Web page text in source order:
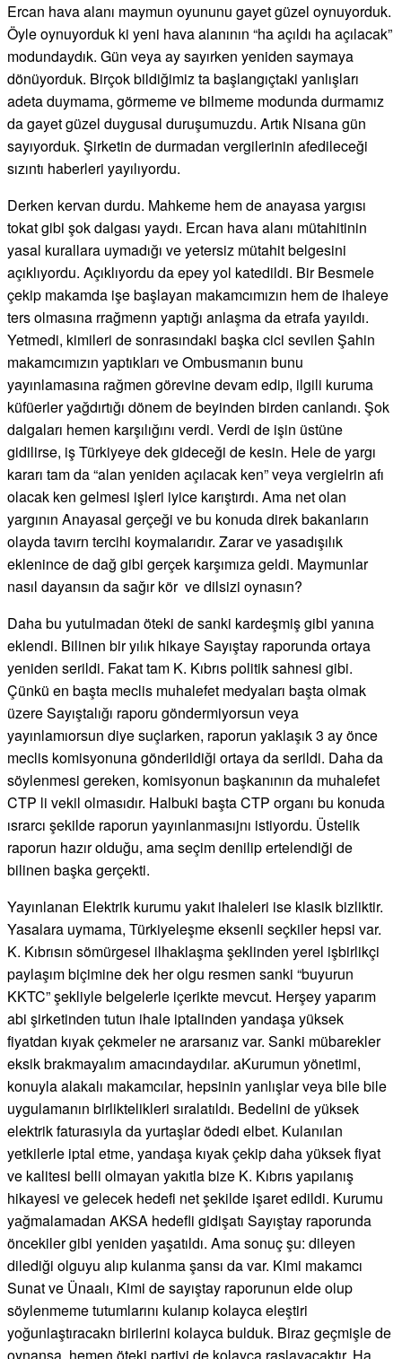
Ercan hava alanı maymun oyununu gayet güzel oynuyorduk.
Öyle oynuyorduk ki yeni hava alanının “ha açıldı ha açılacak”
modundaydık. Gün veya ay sayırken yeniden saymaya
dönüyorduk. Birçok bildiğimiz ta başlangıçtaki yanlışları
adeta duymama, görmeme ve bilmeme modunda durmamız
da gayet güzel duygusal duruşumuzdu. Artık Nisana gün
sayıyorduk. Şirketin de durmadan vergilerinin afedileceği
sızıntı haberleri yayılıyordu.
Derken kervan durdu. Mahkeme hem de anayasa yargısı
tokat gibi şok dalgası yaydı. Ercan hava alanı mütahitinin
yasal kurallara uymadığı ve yetersiz mütahit belgesini
açıklıyordu. Açıklıyordu da epey yol katedildi. Bir Besmele
çekip makamda işe başlayan makamcımızın hem de ihaleye
ters olmasına rrağmenn yaptığı anlaşma da etrafa yayıldı.
Yetmedi, kimileri de sonrasındaki başka cici sevilen Şahin
makamcımızın yaptıkları ve Ombusmanın bunu
yayınlamasına rağmen görevine devam edip, ilgili kuruma
küfüerler yağdırtığı dönem de beyinden birden canlandı. Şok
dalgaları hemen karşılığını verdi. Verdi de işin üstüne
gidilirse, iş Türkiyeye dek gideceği de kesin. Hele de yargı
kararı tam da “alan yeniden açılacak ken” veya vergielrin afı
olacak ken gelmesi işleri iyice karıştırdı. Ama net olan
yargının Anayasal gerçeği ve bu konuda direk bakanların
olayda tavırn tercihi koymalarıdır. Zarar ve yasadışılık
eklenince de dağ gibi gerçek karşımıza geldi. Maymunlar
nasıl dayansın da sağır kör ve dilsizi oynasın?
Daha bu yutulmadan öteki de sanki kardeşmiş gibi yanına
eklendi. Bilinen bir yılık hikaye Sayıştay raporunda ortaya
yeniden serildi. Fakat tam K. Kıbrıs politik sahnesi gibi.
Çünkü en başta meclis muhalefet medyaları başta olmak
üzere Sayıştalığı raporu göndermiyorsun veya
yayınlamıorsun diye suçlarken, raporun yaklaşık 3 ay önce
meclis komisyonuna gönderildiği ortaya da serildi. Daha da
söylenmesi gereken, komisyonun başkanının da muhalefet
CTP li vekil olmasıdır. Halbuki başta CTP organı bu konuda
ısrarcı şekilde raporun yayınlanmasıjnı istiyordu. Üstelik
raporun hazır olduğu, ama seçim denilip ertelendiği de
bilinen başka gerçekti.
Yayınlanan Elektrik kurumu yakıt ihaleleri ise klasik bizliktir.
Yasalara uymama, Türkiyeleşme eksenli seçkiler hepsi var.
K. Kıbrısın sömürgesel ilhaklaşma şeklinden yerel işbirlikçi
paylaşım biçimine dek her olgu resmen sanki “buyurun
KKTC” şekliyle belgelerle içerikte mevcut. Herşey yaparım
abi şirketinden tutun ihale iptalinden yandaşa yüksek
fiyatdan kıyak çekmeler ne ararsanız var. Sanki mübarekler
eksik brakmayalım amacındaydılar. aKurumun yönetimi,
konuyla alakalı makamcılar, hepsinin yanlışlar veya bile bile
uygulamanın birliktelikleri sıralatıldı. Bedelini de yüksek
elektrik faturasıyla da yurtaşlar ödedi elbet. Kulanılan
yetkilerle iptal etme, yandaşa kıyak çekip daha yüksek fiyat
ve kalitesi belli olmayan yakıtla bize K. Kıbrıs yapılanış
hikayesi ve gelecek hedefi net şekilde işaret edildi. Kurumu
yağmalamadan AKSA hedefli gidişatı Sayıştay raporunda
öncekiler gibi yeniden yaşatıldı. Ama sonuç şu: dileyen
dilediği olguyu alıp kulanma şansı da var. Kimi makamcı
Sunat ve Ünaalı, Kimi de sayıştay raporunun elde olup
söylenmeme tutumlarını kulanıp kolayca eleştiri
yoğunlaştıracakn birilerini kolayca bulduk. Biraz geçmişle de